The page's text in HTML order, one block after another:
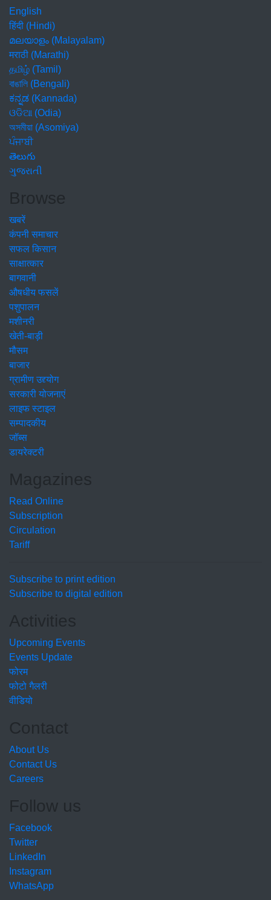
English
हिंदी (Hindi)
മലയാളം (Malayalam)
मराठी (Marathi)
தமிழ் (Tamil)
বাঙালি (Bengali)
ಕನ್ನಡ (Kannada)
ଓଡିଆ (Odia)
অসমীয়া (Asomiya)
ਪੰਜਾਬੀ
తెలుగు
ગુજરાતી
Browse
खबरें
कंपनी समाचार
सफल किसान
साक्षात्कार
बागवानी
औषधीय फसलें
पशुपालन
मशीनरी
खेती-बाड़ी
मौसम
बाजार
ग्रामीण उद्द्योग
सरकारी योजनाएं
लाइफ स्टाइल
सम्पादकीय
जॉब्स
डायरेक्टरी
Magazines
Read Online
Subscription
Circulation
Tariff
Subscribe to print edition
Subscribe to digital edition
Activities
Upcoming Events
Events Update
फोरम
फोटो गैलरी
वीडियो
Contact
About Us
Contact Us
Careers
Follow us
Facebook
Twitter
LinkedIn
Instagram
WhatsApp